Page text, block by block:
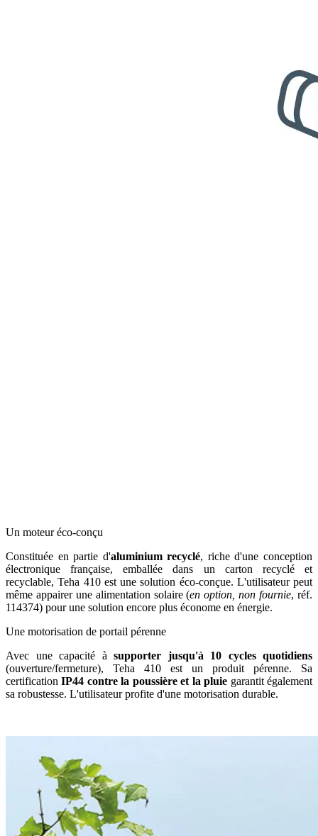
Un moteur éco-conçu
Constituée en partie d'aluminium recyclé, riche d'une conception
électronique française, emballée dans un carton recyclé et
recyclable, Teha 410 est une solution éco-conçue. L'utilisateur peut
même appairer une alimentation solaire (en option, non fournie, réf.
114374) pour une solution encore plus économe en énergie.
Une motorisation de portail pérenne
Avec une capacité à supporter jusqu'à 10 cycles quotidiens
(ouverture/fermeture), Teha 410 est un produit pérenne. Sa
certificationIP44 contre la poussière et la pluie garantit également
sa robustesse. L'utilisateur profite d'une motorisation durable.